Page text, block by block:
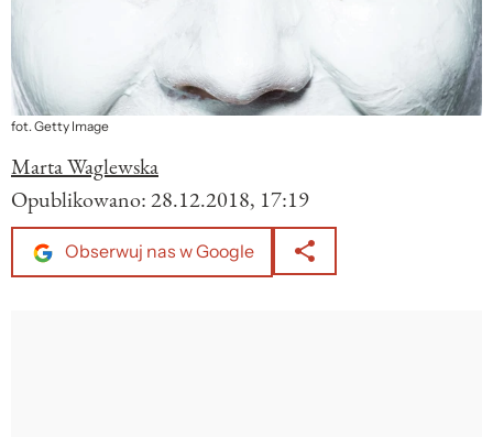
fot. Getty Image
Marta Waglewska
Opublikowano:28.12.2018, 17:19
Obserwuj nas w Google